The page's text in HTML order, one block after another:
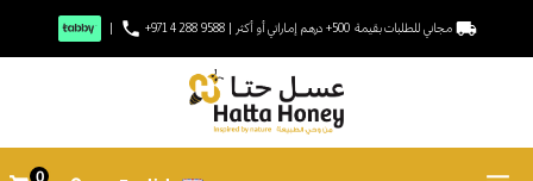
local_shipping مجاني للطلبات بقيمة 500+ درهم إماراتي أو أكثر |
+971 4 288 9588
phone
|
0